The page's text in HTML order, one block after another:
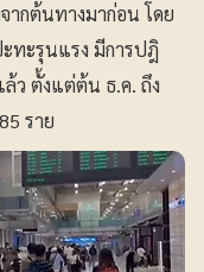
ากต้นทางมาก่อน โดย
ทะรุนแรง มีการปฎิ
ล้ว ตั้งแต่ต้น ธ.ค. ถึง
ราย